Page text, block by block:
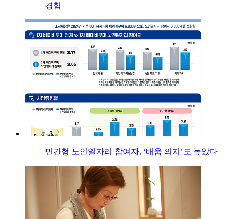
경험
민간형 노인일자리 참여자, ‘배움 의지’도 높았다